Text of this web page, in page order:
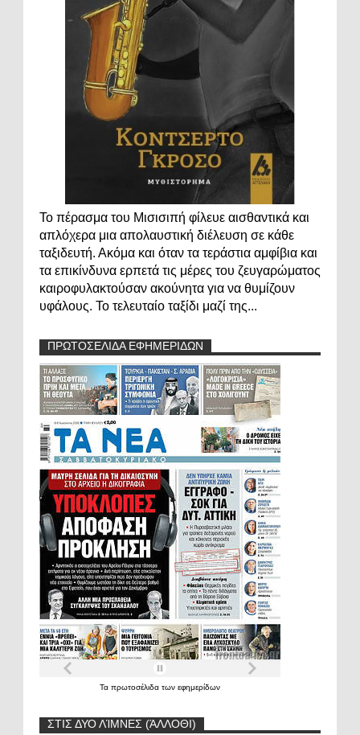
Το πέρασμα του Μισισιπή φίλευε αισθαντικά και
απλόχερα μια απολαυστική διέλευση σε κάθε
ταξιδευτή. Ακόμα και όταν τα τεράστια αμφίβια και
τα επικίνδυνα ερπετά τις μέρες του ζευγαρώματος
καιροφυλακτούσαν ακούνητα για να θυμίζουν
υφάλους. Το τελευταίο ταξίδι μαζί της...
ΠΡΩΤΟΣΕΛΙΔΑ ΕΦΗΜΕΡΙΔΩΝ
Τα πρωτοσέλιδα των εφημερίδων
ΣΤΙΣ ΔΥΟ ΛΊΜΝΕΣ (ΆΛΛΟΘΙ)